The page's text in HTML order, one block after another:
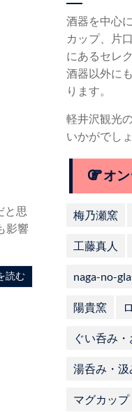
と思
影響
読む
酒器を中心
カップ、片
にあるセレ
酒器以外に
ります。
軽井沢観光
いかがでし
オ
梅乃瀬窯
工藤真人
naga-no-
陽貴窯
ぐい呑み
湯呑み・汲
マグカップ